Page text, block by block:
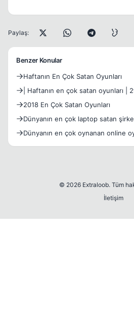
Paylaş:
Benzer Konular
Haftanın En Çok Satan Oyunları
| Haftanın en çok satan oyunları |
2018 En Çok Satan Oyunları
Dünyanın en çok laptop satan
Dünyanın en çok oynanan online
© 2026 Extraloob. Tüm
İletişim